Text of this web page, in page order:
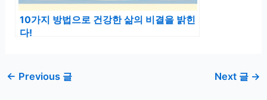
10가지 방법으로 건강한 삶의 비결을 밝힌
다!
← Previous 글 Next 글 →